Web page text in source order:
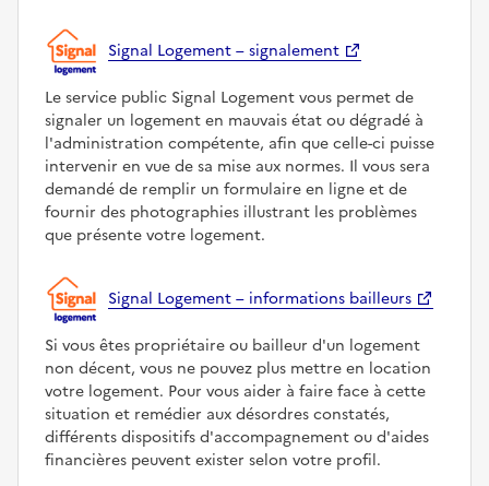
Signal Logement – signalement
Le service public Signal Logement vous permet de
signaler un logement en mauvais état ou dégradé à
l'administration compétente, afin que celle-ci puisse
intervenir en vue de sa mise aux normes. Il vous sera
demandé de remplir un formulaire en ligne et de
fournir des photographies illustrant les problèmes
que présente votre logement.
Signal Logement – informations bailleurs
Si vous êtes propriétaire ou bailleur d'un logement
non décent, vous ne pouvez plus mettre en location
votre logement. Pour vous aider à faire face à cette
situation et remédier aux désordres constatés,
différents dispositifs d'accompagnement ou d'aides
financières peuvent exister selon votre profil.